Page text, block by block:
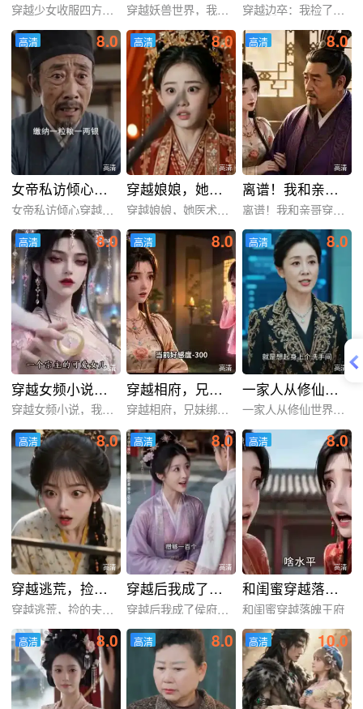
穿越少女收服四方神兽 穿越妖兽世界，我觉醒进化 穿越边卒：我捡了罪臣女
高清
8.0
女帝私访倾心穿越县令
女帝私访倾心穿越县令
高清
高清
高清
8.0
穿越娘娘，她医术通天
穿越娘娘，她医术通天
高清
高清
高清
8.0
离谱！我和亲哥穿越绑定相反任务
离谱！我和亲哥穿越绑定相
高清
高清
高清
8.0
穿越女频小说，我西格玛男人摊牌了！第一季
穿越女频小说，我西格玛男
高清
高清
高清
8.0
穿越相府，兄妹绑错系统爆红了!
穿越相府，兄妹绑错系统爆
高清
高清
高清
8.0
一家人从修仙世界穿越过来
一家人从修仙世界穿越过来
高清
高清
高清
8.0
穿越逃荒，捡的夫君是大佬
穿越逃荒，捡的夫君是大佬
高清
高清
高清
8.0
穿越后我成了侯府CEO
穿越后我成了侯府CEO
高清
高清
高清
8.0
和闺蜜穿越落魄王府
和闺蜜穿越落魄王府
高清
高清
8.0
高清
高清 8.0
高清
高清 10.0
高清
高清